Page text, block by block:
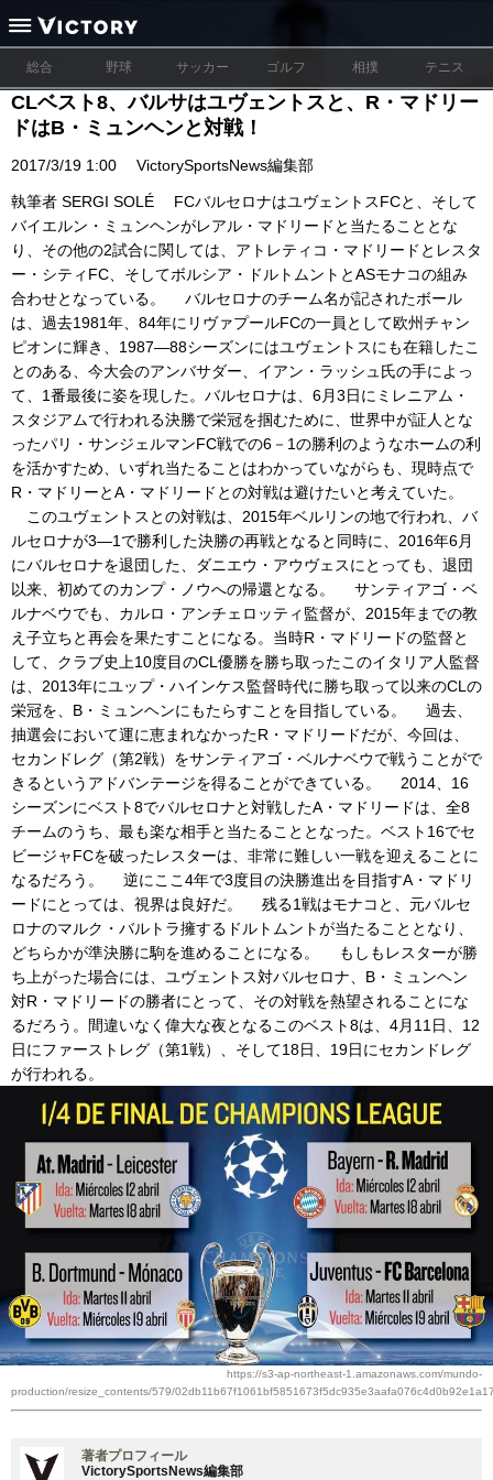
総合 野球 サッカー ゴルフ 相撲 テニス
CLベスト8、バルサはユヴェントスと、R・マドリー
ドはB・ミュンヘンと対戦！
2017/3/19 1:00 VictorySportsNews編集部
執筆者 SERGI SOLÉ FCバルセロナはユヴェントスFCと、そして
バイエルン・ミュンヘンがレアル・マドリードと当たることとな
り、その他の2試合に関しては、アトレティコ・マドリードとレスタ
ー・シティFC、そしてボルシア・ドルトムントとASモナコの組み
合わせとなっている。 バルセロナのチーム名が記されたボール
は、過去1981年、84年にリヴァプールFCの一員として欧州チャン
ピオンに輝き、1987―88シーズンにはユヴェントスにも在籍したこ
とのある、今大会のアンバサダー、イアン・ラッシュ氏の手によっ
て、1番最後に姿を現した。バルセロナは、6月3日にミレニアム・
スタジアムで行われる決勝で栄冠を掴むために、世界中が証人とな
ったパリ・サンジェルマンFC戦での6－1の勝利のようなホームの利
を活かすため、いずれ当たることはわかっていながらも、現時点で
R・マドリーとA・マドリードとの対戦は避けたいと考えていた。
このユヴェントスとの対戦は、2015年ベルリンの地で行われ、バ
ルセロナが3―1で勝利した決勝の再戦となると同時に、2016年6月
にバルセロナを退団した、ダニエウ・アウヴェスにとっても、退団
以来、初めてのカンプ・ノウへの帰還となる。 サンティアゴ・ベ
ルナベウでも、カルロ・アンチェロッティ監督が、2015年までの教
え子立ちと再会を果たすことになる。当時R・マドリードの監督と
して、クラブ史上10度目のCL優勝を勝ち取ったこのイタリア人監督
は、2013年にユップ・ハインケス監督時代に勝ち取って以来のCLの
栄冠を、B・ミュンヘンにもたらすことを目指している。 過去、
抽選会において運に恵まれなかったR・マドリードだが、今回は、
セカンドレグ（第2戦）をサンティアゴ・ベルナベウで戦うことがで
きるというアドバンテージを得ることができている。 2014、16
シーズンにベスト8でバルセロナと対戦したA・マドリードは、全8
チームのうち、最も楽な相手と当たることとなった。ベスト16でセ
ビージャFCを破ったレスターは、非常に難しい一戦を迎えることに
なるだろう。 逆にここ4年で3度目の決勝進出を目指すA・マドリ
ードにとっては、視界は良好だ。 残る1戦はモナコと、元バルセ
ロナのマルク・バルトラ擁するドルトムントが当たることとなり、
どちらかが準決勝に駒を進めることになる。 もしもレスターが勝
ち上がった場合には、ユヴェントス対バルセロナ、B・ミュンヘン
対R・マドリードの勝者にとって、その対戦を熱望されることにな
るだろう。間違いなく偉大な夜となるこのベスト8は、4月11日、12
日にファーストレグ（第1戦）、そして18日、19日にセカンドレグ
が行われる。
https://s3-ap-northeast-1.amazonaws.com/mundo-
production/resize_contents/579/
著者プロフィール
VictorySportsNews編集部